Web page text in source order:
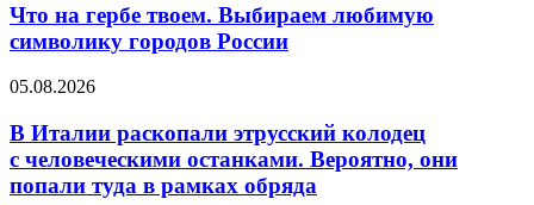
в США
твоем.
Выбираем
любимую
городов
Что на гербе твоем. Выбираем любимую
символику городов России
В Италии
этрусский
колодец
с человеческими
останками.
05.08.2026
В Италии раскопали этрусский колодец
с человеческими останками. Вероятно, они
попали туда в рамках обряда